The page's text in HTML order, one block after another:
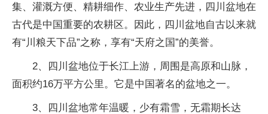
集、灌溉方便、精耕细作、农业生产先进，四川盆地在
古代是中国重要的农耕区。因此，四川盆地自古以来就
有“川粮天下品”之称，享有“天府之国”的美誉。
2、四川盆地位于长江上游，周围是高原和山脉，
面积约16万平方公里。它是中国著名的盆地之一。
3、四川盆地常年温暖，少有霜雪，无霜期长达